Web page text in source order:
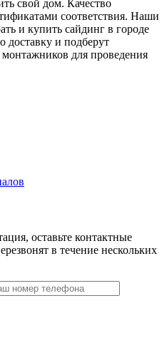
свой дом. Качество
соответствия. Наши
и купить сайдинг в городе
доставку и подберут
для проведения
оставьте контактные
в течение нескольких